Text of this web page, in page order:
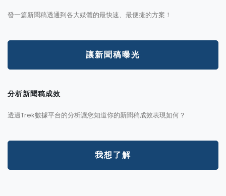
發一篇新聞稿透通到各大媒體的最快速、最便捷的方案！
讓新聞稿曝光
分析新聞稿成效
透過Trek數據平台的分析讓您知道你的新聞稿成效表現如何？
我想了解